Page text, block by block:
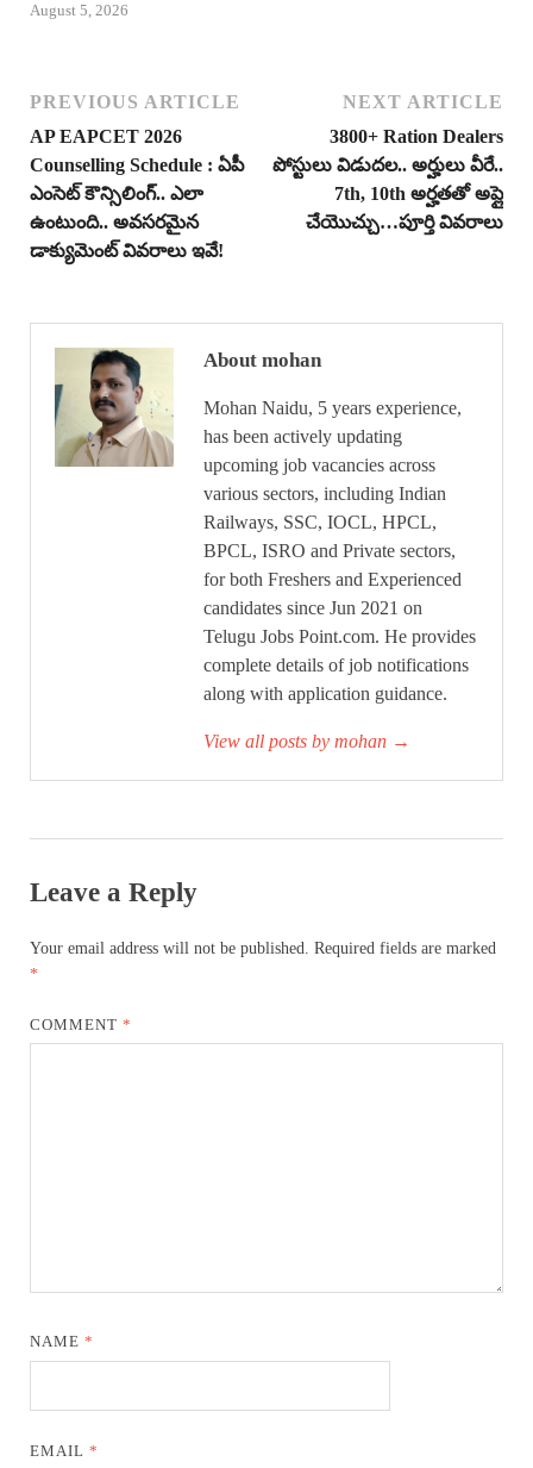
August 5, 2026
PREVIOUS ARTICLE
AP EAPCET 2026
Counselling Schedule : ఏపీ
ఎంసెట్ కౌన్సిలింగ్.. ఎలా
ఉంటుంది.. అవసరమైన
డాక్యుమెంట్ వివరాలు ఇవే!
NEXT ARTICLE
3800+ Ration Dealers
పోస్టులు విడుదల.. అర్హులు వీరే..
7th, 10th అర్హతతో అప్లై
చేయొచ్చు…పూర్తి వివరాలు
About mohan
Mohan Naidu, 5 years experience,
has been actively updating
upcoming job vacancies across
various sectors, including Indian
Railways, SSC, IOCL, HPCL,
BPCL, ISRO and Private sectors,
for both Freshers and Experienced
candidates since Jun 2021 on
Telugu Jobs Point.com. He provides
complete details of job notifications
along with application guidance.
View all posts by mohan →
Leave a Reply
Your email address will not be published. Required fields are marked
*
COMMENT*
NAME*
EMAIL*